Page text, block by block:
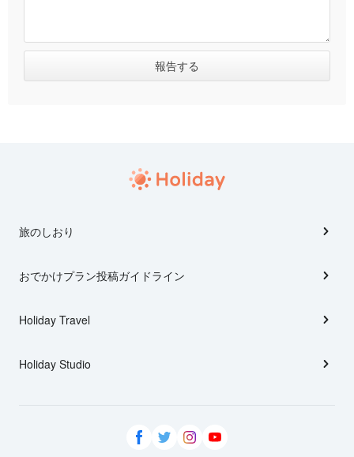
旅のしおり
おでかけプラン投稿ガイドライン
Holiday Travel
Holiday Studio